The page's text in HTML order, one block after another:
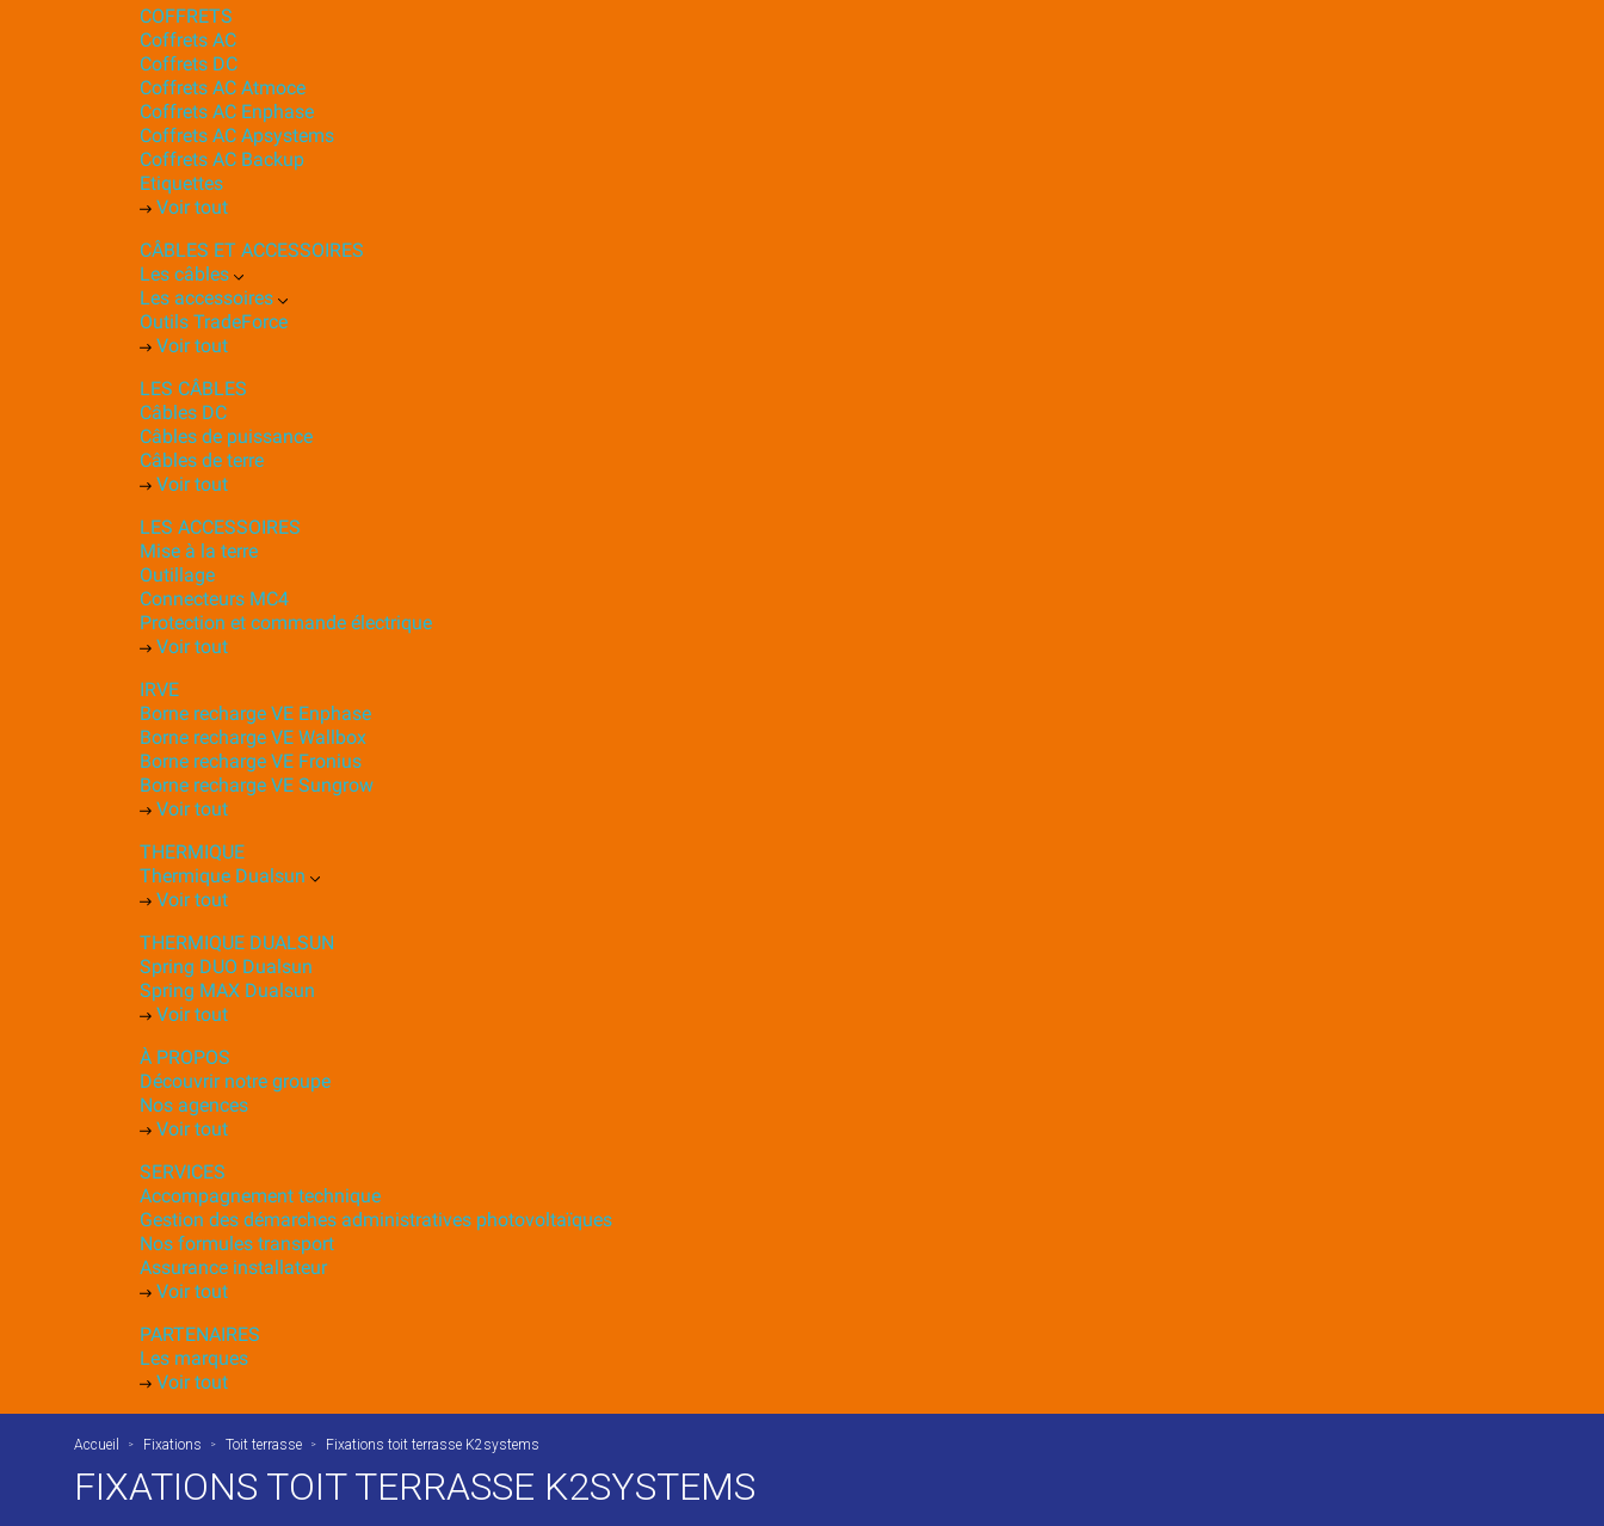
COFFRETS
Coffrets AC
Coffrets DC
Coffrets AC Atmoce
Coffrets AC Enphase
Coffrets AC Apsystems
Coffrets AC Backup
Etiquettes
Voir tout
CÂBLES ET ACCESSOIRES
Les câbles
Les accessoires
Outils TradeForce
Voir tout
LES CÂBLES
Câbles DC
Câbles de puissance
Câbles de terre
Voir tout
LES ACCESSOIRES
Mise à la terre
Outillage
Connecteurs MC4
Protection et commande électrique
Voir tout
IRVE
Borne recharge VE Enphase
Borne recharge VE Wallbox
Borne recharge VE Fronius
Borne recharge VE Sungrow
Voir tout
THERMIQUE
Thermique Dualsun
Voir tout
THERMIQUE DUALSUN
Spring DUO Dualsun
Spring MAX Dualsun
Voir tout
À PROPOS
Découvrir notre groupe
Nos agences
Voir tout
SERVICES
Accompagnement technique
Gestion des démarches administratives photovoltaïques
Nos formules transport
Assurance installateur
Voir tout
PARTENAIRES
Les marques
Voir tout
Accueil Fixations Toit terrasse Fixations toit terrasse K2systems
FIXATIONS TOIT TERRASSE K2SYSTEMS